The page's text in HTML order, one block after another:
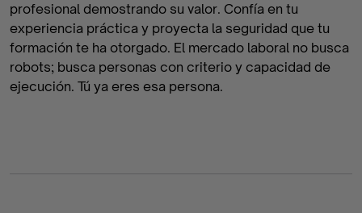
profesional demostrando su valor. Confía en tu
experiencia práctica y proyecta la seguridad que tu
formación te ha otorgado. El mercado laboral no busca
robots; busca personas con criterio y capacidad de
ejecución. Tú ya eres esa persona.